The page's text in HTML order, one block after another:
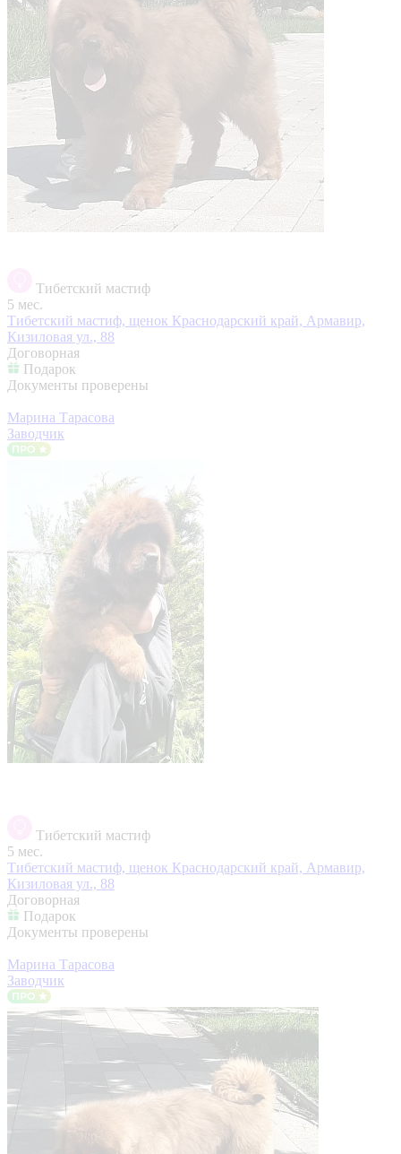
Тибетский мастиф
5 мес.
Тибетский мастиф, щенок Краснодарский край, Армавир,
Кизиловая ул., 88
Договорная
Подарок
Документы проверены
Марина Тарасова
Заводчик
Тибетский мастиф
5 мес.
Тибетский мастиф, щенок Краснодарский край, Армавир,
Кизиловая ул., 88
Договорная
Подарок
Документы проверены
Марина Тарасова
Заводчик